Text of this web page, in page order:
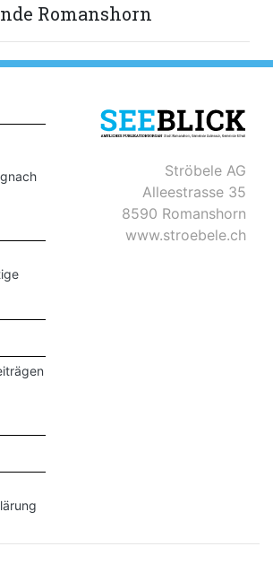
Romanshorn
Ströbele AG
Alleestrasse 35
8590 Romanshorn
www.stroebele.ch